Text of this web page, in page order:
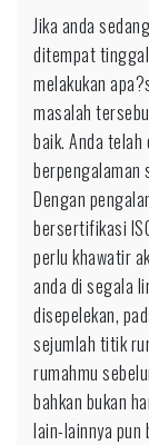
Jika anda
ditempat
melakukan
masalah
baik. Anda
berpengalaman
Dengan
bersertifikasi
perlu khawatir
anda di segala
disepelekan,
sejumlah titik
rumahmu
bahkan bukan
lain-lainnya pun